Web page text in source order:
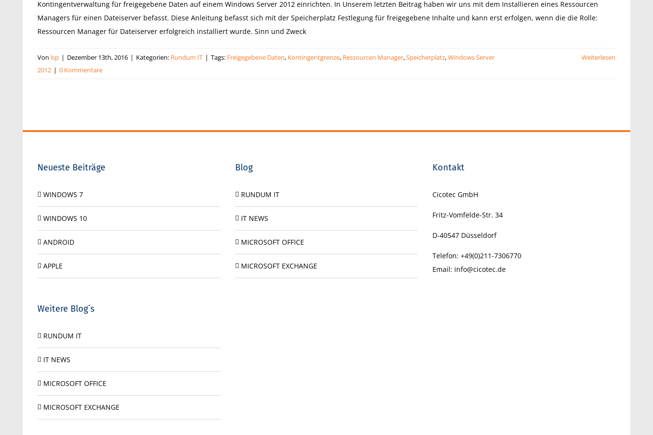
Kontingentverwaltung für freigegebene Daten auf einem Windows Server 2012 einrichten. In Unserem letzten Beitrag haben wir uns mit dem Installieren eines Ressourcen
Managers für einen Dateiserver befasst. Diese Anleitung befasst sich mit der Speicherplatz Festlegung für freigegebene Inhalte und kann erst erfolgen, wenn die die Rolle:
Ressourcen Manager für Dateiserver erfolgreich installiert wurde. Sinn und Zweck
Von lsp | Dezember 13th, 2016 | Kategorien: Rundum IT | Tags: Freigegebene Daten, Kontingentgrenze, Ressourcen Manager,Speicherplatz,Windows Server
2012 | 0 Kommentare
Weiterlesen
Neueste Beiträge
WINDOWS 7
WINDOWS 10
ANDROID
APPLE
Weitere Blog´s
RUNDUM IT
IT NEWS
MICROSOFT OFFICE
MICROSOFT EXCHANGE
Blog
RUNDUM IT
IT NEWS
MICROSOFT OFFICE
MICROSOFT EXCHANGE
Kontakt
Cicotec GmbH
Fritz-Vomfelde-Str. 34
D-40547 Düsseldorf
Telefon:+49(0)211-7306770
Email: info@cicotec.de